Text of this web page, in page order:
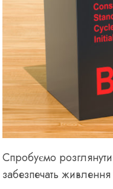
Спробуємо
забезпечать живлення